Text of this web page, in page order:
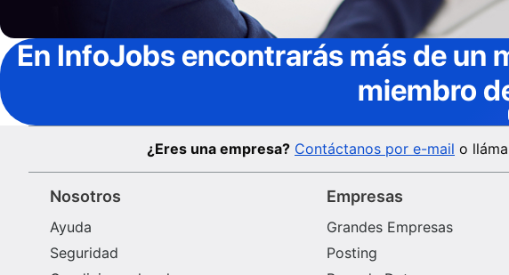
En InfoJobs encontrarás más de un
miembro
¿Eres una empresa? Contáctanos por e-mail o
Nosotros
Ayuda
Seguridad
Empresas
Grandes Empresas
Posting